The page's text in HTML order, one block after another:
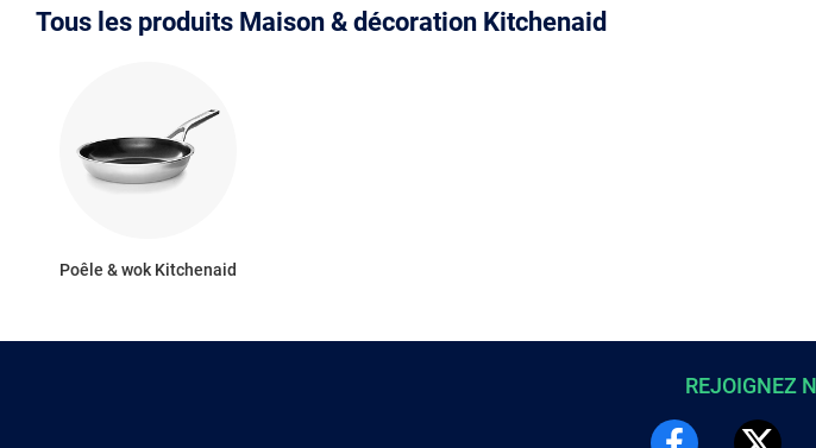
Tous les produits Maison & décoration Kitchenaid
Poêle & wok Kitchenaid
REJOIGNEZ